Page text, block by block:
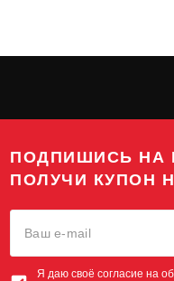
ПОДПИШИСЬ НА
ПОЛУЧИ КУПОН
Я даю своё согласие на